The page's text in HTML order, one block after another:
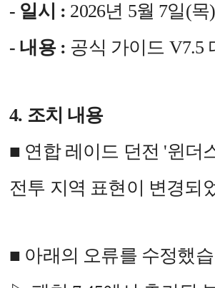
- 일시 : 2026년 5월 7일(목
- 내용 : 공식 가이드 V7.5
4. 조치 내용
■ 연합 레이드 던전 '윈더
전투 지역 표현이 변경되
■ 아래의 오류를 수정했